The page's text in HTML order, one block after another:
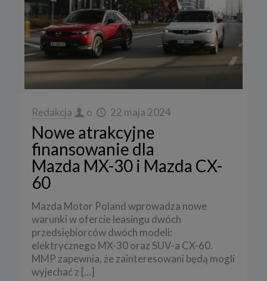
Redakcja o 22 maja 2024
Nowe atrakcyjne
finansowanie dla
Mazda MX-30 i Mazda CX-
60
Mazda Motor Poland wprowadza nowe
warunki w ofercie leasingu dwóch
przedsiębiorców dwóch modeli:
elektrycznego MX-30 oraz SUV-a CX-60.
MMP zapewnia, że zainteresowani będą mogli
wyjechać z […]